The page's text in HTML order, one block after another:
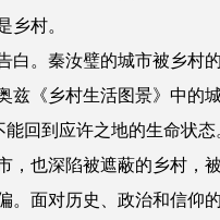
乡村。
。秦汝璧的城市被乡村
兹《乡村生活图景》中的
能回到应许之地的生命状态
，也深陷被遮蔽的乡村，
。面对历史、政治和信仰